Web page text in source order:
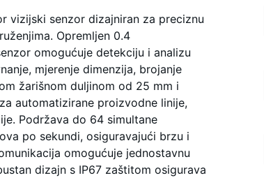
vizijski senzor dizajniran za preciznu
Opremljen 0.4
omogućuje detekciju i analizu
mjerenje dimenzija, brojanje
žarišnom duljinom od 25 mm i
automatizirane proizvodne linije,
Podržava do 64 simultane
po sekundi, osiguravajući brzu i
omogućuje jednostavnu
dizajn s IP67 zaštitom osigurava